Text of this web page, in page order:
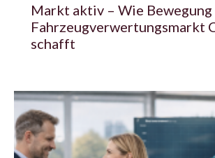
Markt aktiv – Wie Bewegung
Fahrzeugverwertungsmarkt
schafft